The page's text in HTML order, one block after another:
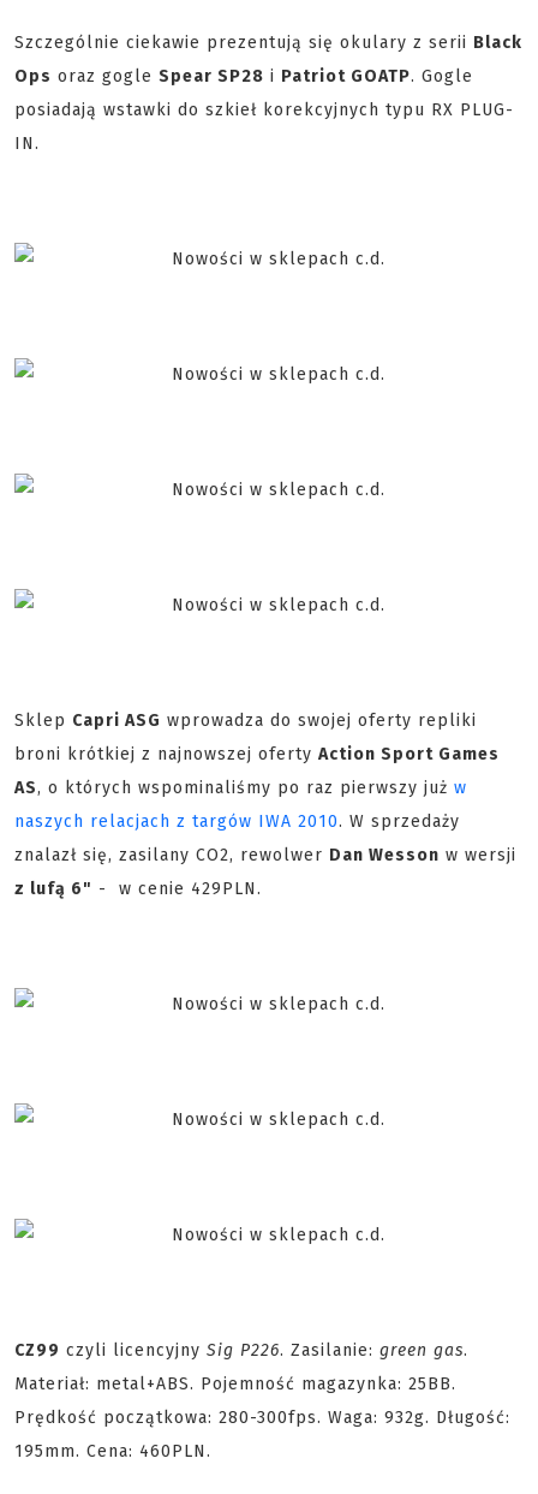
Szczególnie ciekawie prezentują się okulary z serii Black
Ops oraz gogle Spear SP28 i Patriot GOATP. Gogle
posiadają wstawki do szkieł korekcyjnych typu RX PLUG-
IN.
Sklep Capri ASG wprowadza do swojej oferty repliki
broni krótkiej z najnowszej oferty Action Sport Games
AS, o których wspominaliśmy po raz pierwszy już w
naszych relacjach z targów IWA 2010. W sprzedaży
znalazł się, zasilany CO2, rewolwer Dan Wesson w wersji
z lufą 6" - w cenie 429PLN.
CZ99 czyli licencyjny Sig P226. Zasilanie: green gas.
Materiał: metal+ABS. Pojemność magazynka: 25BB.
Prędkość początkowa: 280-300fps. Waga: 932g. Długość:
195mm. Cena: 460PLN.